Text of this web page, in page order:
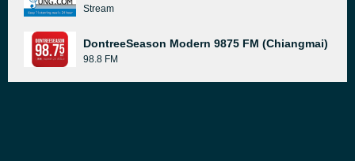
Stream
DontreeSeason Modern 9875 FM (Chiangmai)
98.8 FM